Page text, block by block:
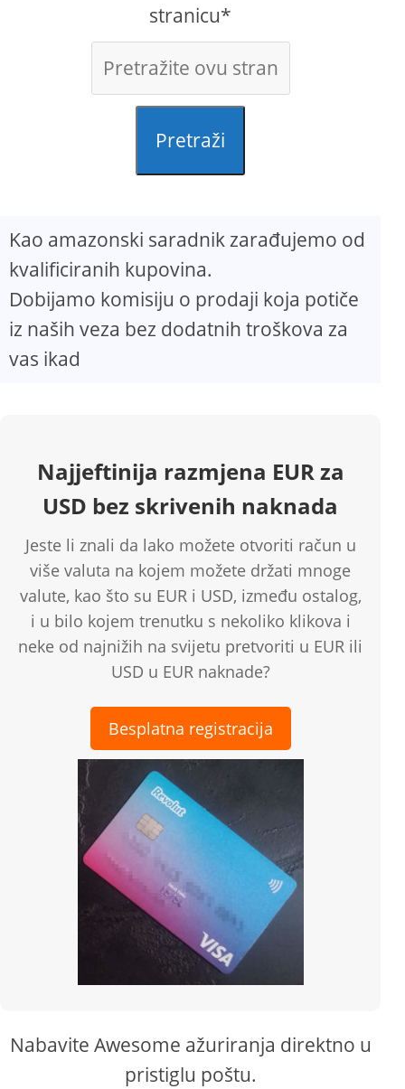
stranicu*
Pretraži
Kao amazonski saradnik zarađujemo od
kvalificiranih kupovina.
Dobijamo komisiju o prodaji koja potiče
iz naših veza bez dodatnih troškova za
vas ikad
Najjeftinija razmjena EUR za
USD bez skrivenih naknada
Jeste li znali da lako možete otvoriti račun u
više valuta na kojem možete držati mnoge
valute, kao što su EUR i USD, između ostalog,
i u bilo kojem trenutku s nekoliko klikova i
neke od najnižih na svijetu pretvoriti u EUR ili
USD u EUR naknade?
Besplatna registracija
Nabavite Awesome ažuriranja direktno u
pristiglu poštu.